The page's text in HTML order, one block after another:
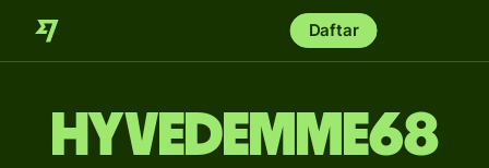
Daftar
HYVEDEMME68